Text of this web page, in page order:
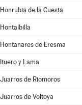
Honrubia de la Cuesta
Hontalbilla
Hontanares de Eresma
Ituero y Lama
Juarros de Riomoros
Juarros de Voltoya